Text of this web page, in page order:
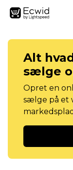
Alt
sælge
Opret en
sælge på et